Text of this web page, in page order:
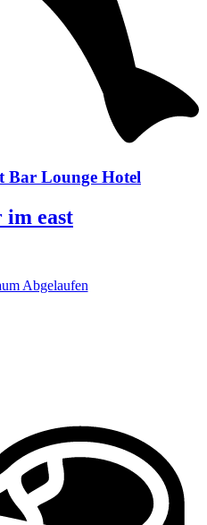
Bar Lounge Hotel
im east
Abgelaufen